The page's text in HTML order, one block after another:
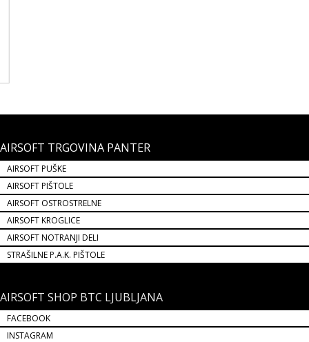
AIRSOFT TRGOVINA PANTER
AIRSOFT PUŠKE
AIRSOFT PIŠTOLE
AIRSOFT OSTROSTRELNE
AIRSOFT KROGLICE
AIRSOFT NOTRANJI DELI
STRAŠILNE P.A.K. PIŠTOLE
AIRSOFT SHOP BTC LJUBLJANA
FACEBOOK
INSTAGRAM